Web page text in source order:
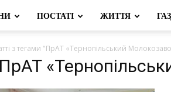
ПОСТАТІ ЖИТТЯ
з тегами "ПрАТ «Тернопільський